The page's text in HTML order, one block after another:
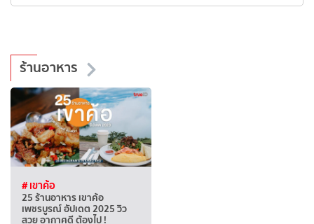
ร้านอาหาร
# เขาค้อ
25 ร้านอาหาร เขาค้อ
เพชรบูรณ์ อัปเดต 2025 วิว
สวย อากาศดี ต้องไป !